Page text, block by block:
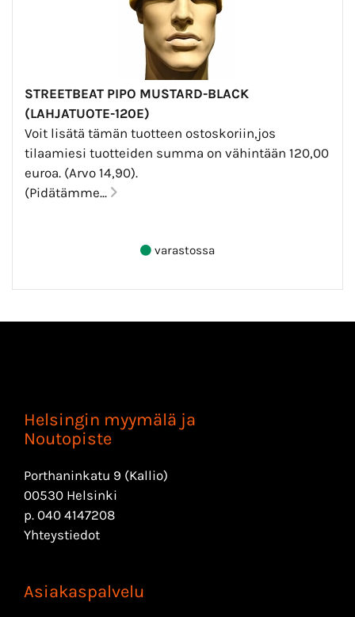
STREETBEAT PIPO MUSTARD-BLACK
(LAHJATUOTE-120E)
Voit lisätä tämän tuotteen ostoskoriin,jos
tilaamiesi tuotteiden summa on vähintään 120,00
euroa. (Arvo 14,90).
(Pidätämme...
varastossa
Helsingin myymälä ja
Noutopiste
Porthaninkatu 9 (Kallio)
00530 Helsinki
p. 040 4147208
Yhteystiedot
Asiakaspalvelu